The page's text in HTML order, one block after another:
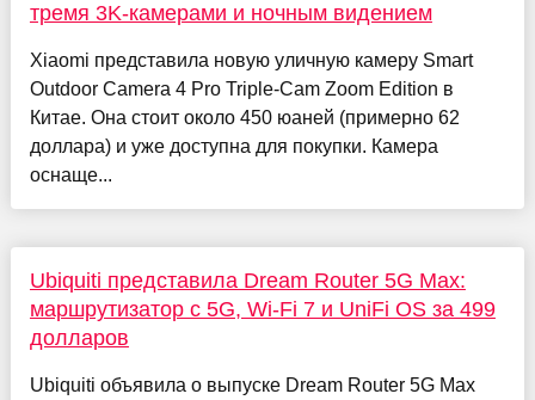
тремя 3K-камерами и ночным видением
Xiaomi представила новую уличную камеру Smart
Outdoor Camera 4 Pro Triple-Cam Zoom Edition в
Китае. Она стоит около 450 юаней (примерно 62
доллара) и уже доступна для покупки. Камера
оснаще...
Ubiquiti представила Dream Router 5G Max:
маршрутизатор с 5G, Wi-Fi 7 и UniFi OS за 499
долларов
Ubiquiti объявила о выпуске Dream Router 5G Max